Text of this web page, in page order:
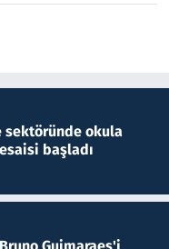
sektöründe okula
başladı